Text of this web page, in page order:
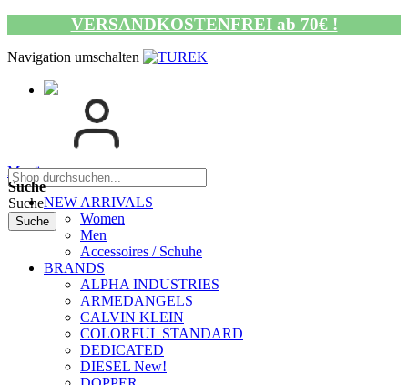
VERSANDKOSTENFREI ab 70€ !
Navigation umschalten
Suche
Suche
Suche
Menü
NEW ARRIVALS
Women
Men
Accessoires / Schuhe
BRANDS
ALPHA INDUSTRIES
ARMEDANGELS
CALVIN KLEIN
COLORFUL STANDARD
DEDICATED
DIESEL New!